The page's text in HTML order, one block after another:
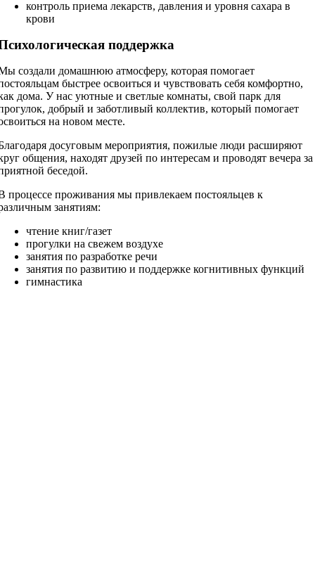
контроль приема лекарств, давления и уровня сахара в
крови
поддержка
создали домашнюю атмосферу, которая помогает
быстрее освоиться и чувствовать себя комфортно,
дома. У нас уютные и светлые комнаты, свой парк для
добрый и заботливый коллектив, который помогает
на новом месте.
досуговым мероприятия, пожилые люди расширяют
общения, находят друзей по интересам и проводят вечера за
беседой.
процессе проживания мы привлекаем постояльцев к
занятиям:
чтение книг/газет
прогулки на свежем воздухе
занятия по разработке речи
занятия по развитию и поддержке когнитивных функций
гимнастика